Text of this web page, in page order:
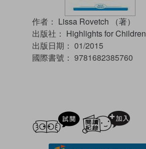
作者： Lissa Rovetch （著）
出版社： Highlights for Children
出版日期： 01/2015
國際書號： 9781682385760
試閲